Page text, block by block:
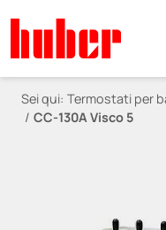
Sei qui: Termostati per
CC-130A Visco 5